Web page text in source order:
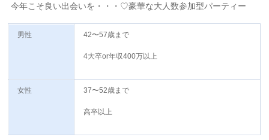
今年こそ良い出会いを・・・♡豪華な大人数参加型パーティー
男性 42〜57歳まで
4大卒or年収400万以上
女性 37〜52歳まで
高卒以上